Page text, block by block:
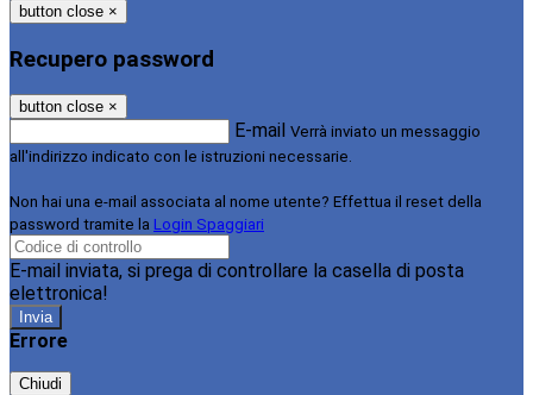
button close ×
Recupero password
button close ×
E-mail Verrà inviato un messaggio
all'indirizzo indicato con le istruzioni necessarie.
Non hai una e-mail associata al nome utente? Effettua il reset della
password tramite la Login Spaggiari
E-mail inviata, si prega di controllare la casella di posta
elettronica!
Errore
Chiudi